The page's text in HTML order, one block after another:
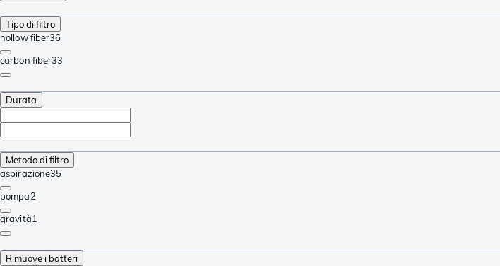
Tipo di filtro
hollow fiber36
carbon fiber33
Durata
Metodo di filtro
aspirazione35
pompa2
gravità1
Rimuove i batteri